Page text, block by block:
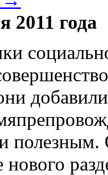
2011 года
полезным.
нового